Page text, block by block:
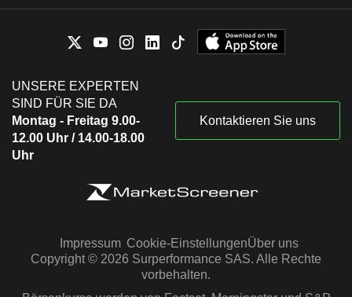
UNSERE EXPERTEN
SIND FÜR SIE DA
Montag - Freitag 9.00-
12.00 Uhr / 14.00-18.00
Uhr
Kontaktieren Sie uns
Impressum Cookie-EinstellungenÜber uns
Copyright © 2026 Surperformance SAS. Alle Rechte
vorbehalten.